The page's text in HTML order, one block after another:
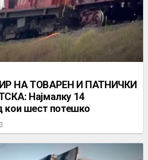
НА ТОВАРЕН И ПАТНИЧКИ
Најмалку 14
кои шест потешко